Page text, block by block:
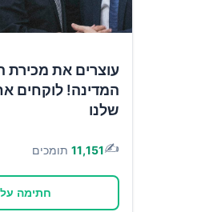
עוצרים את מכירת
המדינה! לוקחים
שלנו
✍️
11,151 תומכים
חתימה